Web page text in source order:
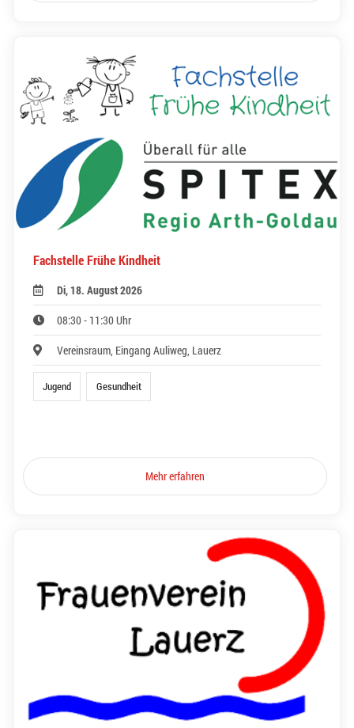
Fachstelle Frühe Kindheit
Di, 18. August 2026
08:30 - 11:30 Uhr
Vereinsraum, Eingang Auliweg, Lauerz
Jugend Gesundheit
Mehr erfahren